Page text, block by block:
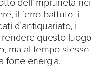
il ferro battuto, i
d’antiquariato, i
questo luogo
ma al tempo stesso
forte energia.